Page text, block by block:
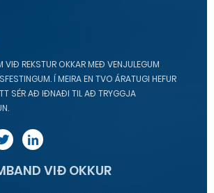
REKSTUR OKKAR MEÐ VENJULEGUM
Í MEIRA EN TVO ÁRATUGI HEFUR
SÉR AÐ IÐNAÐI TIL AÐ TRYGGJA
VIÐ OKKUR